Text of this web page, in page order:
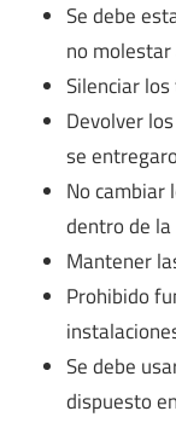
Se debe
no
Silenciar
Devolver
se
No cambiar
dentro de
Mantener
Prohibido
Se debe
dispuesto